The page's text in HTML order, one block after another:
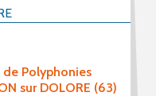
de Polyphonies
sur DOLORE (63)